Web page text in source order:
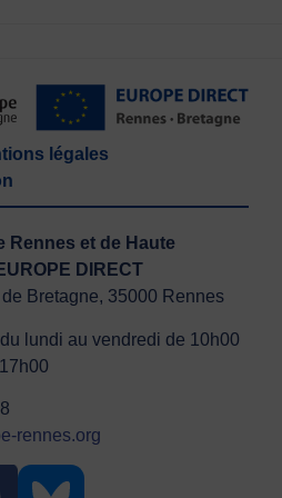
légales
Rennes et de Haute
DIRECT
Bretagne, 35000 Rennes
lundi au vendredi de 10h00
rennes.org